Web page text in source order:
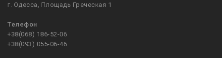
г. Одесса, Площадь Греческая 1
Телефон
+38(068) 186-52-06
+38(093) 055-06-46